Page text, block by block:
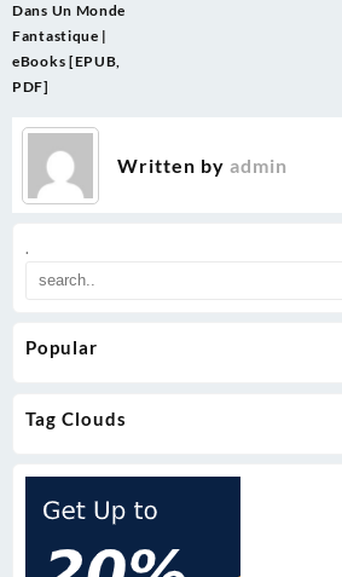
.
Popular
Tag Clouds
Dans Un Monde
Fantastique |
eBooks [EPUB,
PDF]
Written by admin